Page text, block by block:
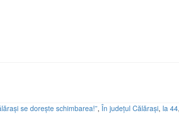
se dorește schimbarea!”, În judeţul Călăraşi, la 44,